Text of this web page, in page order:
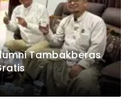
Tambakberas